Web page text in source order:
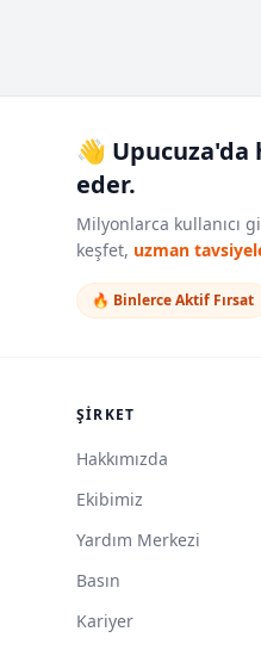
👋
eder.
Milyonlarca kullanıcı
keşfet, uzman
🔥 Binlerce Aktif Fırsat
ŞIRKET
Hakkımızda
Ekibimiz
Yardım Merkezi
Basın
Kariyer